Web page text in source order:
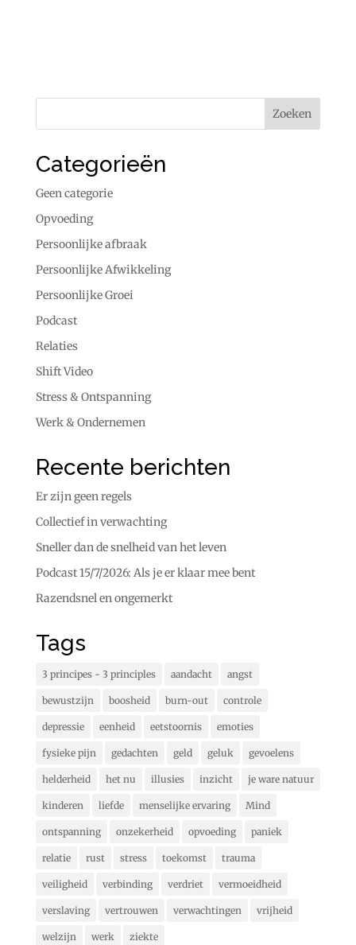
Categorieën
Geen categorie
Opvoeding
Persoonlijke afbraak
Persoonlijke Afwikkeling
Persoonlijke Groei
Podcast
Relaties
Shift Video
Stress & Ontspanning
Werk & Ondernemen
Recente berichten
Er zijn geen regels
Collectief in verwachting
Sneller dan de snelheid van het leven
Podcast 15/7/2026: Als je er klaar mee bent
Razendsnel en ongemerkt
Tags
3 principes - 3 principles aandacht angst
bewustzijn boosheid burn-out controle
depressie eenheid eetstoornis emoties
fysieke pijn gedachten geld geluk gevoelens
helderheid het nu illusies inzicht je ware natuur
kinderen liefde menselijke ervaring Mind
ontspanning onzekerheid opvoeding paniek
relatie rust stress toekomst trauma
veiligheid verbinding verdriet vermoeidheid
verslaving vertrouwen verwachtingen vrijheid
welzijn werk ziekte